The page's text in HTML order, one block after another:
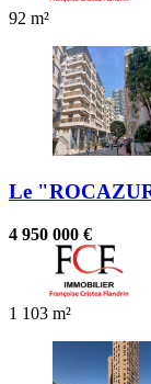
92 m²
Le
4 950 000 €
1 103 m²